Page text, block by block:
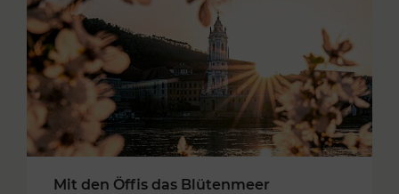
Mit den Öffis das Blütenmeer